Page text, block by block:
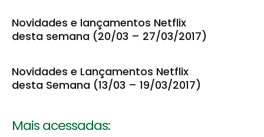
Novidades e lançamentos Netflix
desta semana (20/03 – 27/03/2017)
Novidades e Lançamentos Netflix
desta Semana (13/03 – 19/03/2017)
Mais acessadas: